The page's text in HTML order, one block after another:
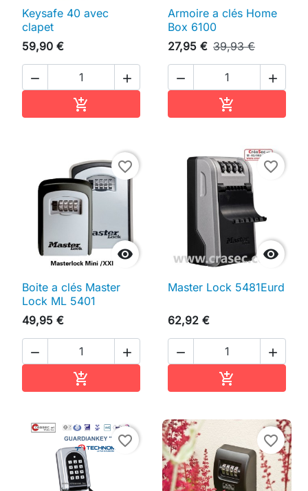
Keysafe 40 avec
clapet
59,90 €
 

Armoire a clés Home
Box 6100
27,95 € 39,93 €
 


favorite_border
Boite a clés Master
Lock ML 5401
49,95 €
 


favorite_border
Master Lock 5481Eurd
62,92 €
 

favorite_border favorite_border